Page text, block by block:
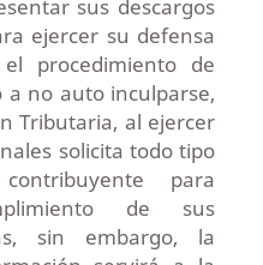
sus descargos
ejercer su defensa
procedimiento de
a no auto inculparse,
Tributaria, al ejercer
solicita todo tipo
para
de sus
sin embargo, la